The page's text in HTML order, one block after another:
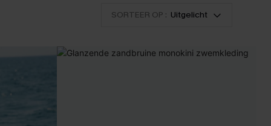
SORTEER OP : Uitgelicht